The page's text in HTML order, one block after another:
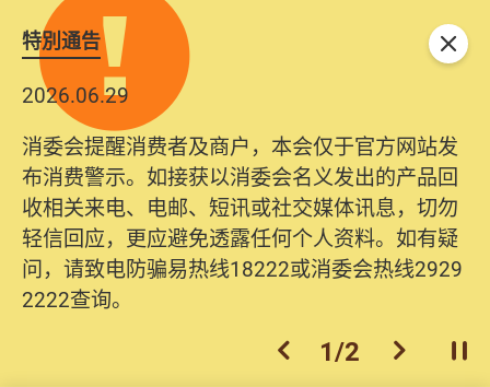
特別通告
2026.06.29
消委会提醒消费者及商户，本会仅于官方网站发
布消费警示。如接获以消委会名义发出的产品回
收相关来电、电邮、短讯或社交媒体讯息，切勿
轻信回应，更应避免透露任何个人资料。如有疑
问，请致电防骗易热线18222或消委会热线2929
2222查询。
上一个
1/2 下一个开
关闭